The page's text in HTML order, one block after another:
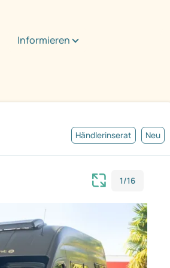
Informieren
Händlerinserat Neu
1/16